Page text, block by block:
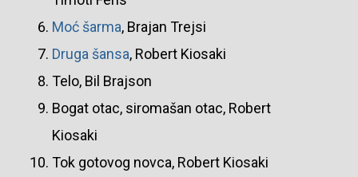
Moć šarma, Brajan Trejsi
Druga šansa, Robert Kiosaki
Telo, Bil Brajson
Bogat otac, siromašan otac, Robert
Kiosaki
Tok gotovog novca, Robert Kiosaki